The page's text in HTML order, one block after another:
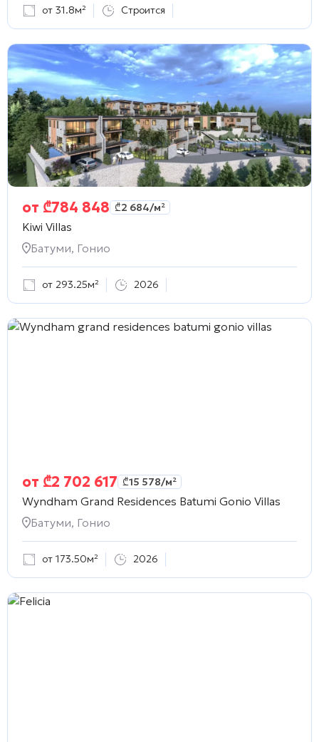
от 31.8м² Строится
от ₾784 848 ₾2 684/м²
Kiwi Villas
Батуми, Гонио
от 293.25м² 2026
от ₾2 702 617 ₾15 578/м²
Wyndham Grand Residences Batumi Gonio Villas
Батуми, Гонио
от 173.50м² 2026